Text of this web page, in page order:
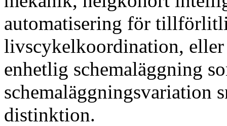
automatisering för
livscykelkoordination, eller
enhetlig schemaläggning
schemaläggningsvariation
distinktion.